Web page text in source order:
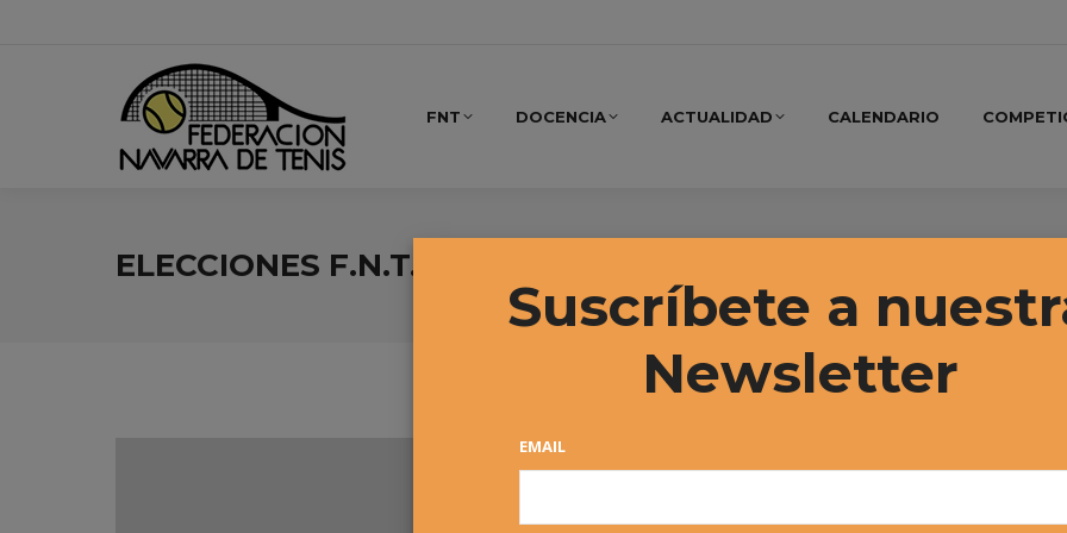
FNT DOCENCIA ACTUALIDAD CALENDARIO
ELECCIONES F.N.T. 2016
Suscríbete a
Newsletter
EMAIL